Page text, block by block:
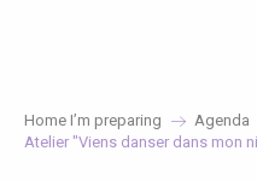
Home I’m preparing Agenda
Atelier "Viens danser dans mon